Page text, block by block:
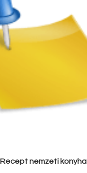
Recept nemzeti konyha